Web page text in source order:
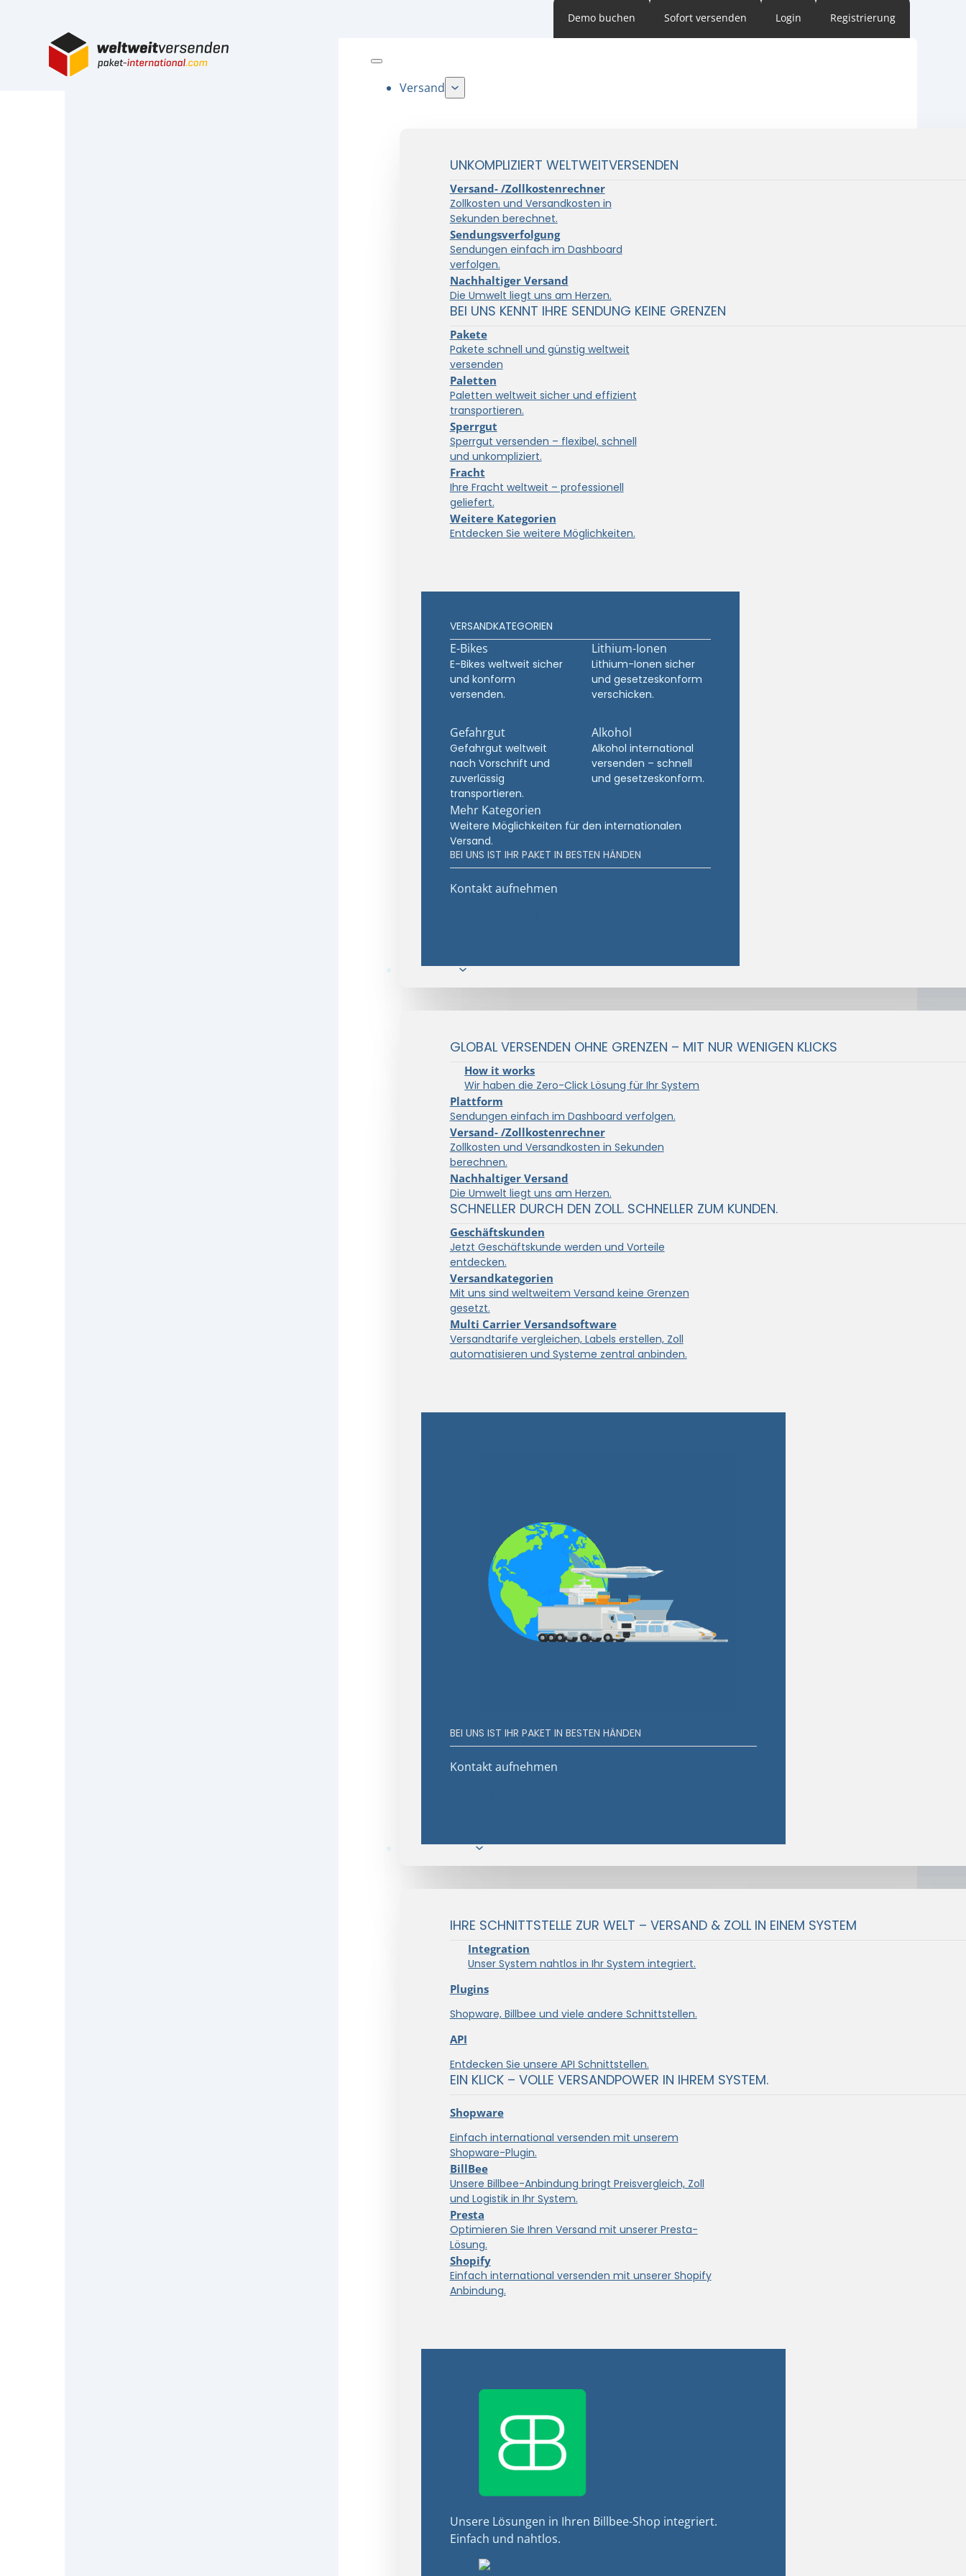
Versand
UNKOMPLIZIERT WELTWEITVERSENDEN
Versand- /Zollkostenrechner
Zollkosten und Versandkosten in
Sekunden berechnet.
Sendungsverfolgung
Sendungen einfach im Dashboard
verfolgen.
Nachhaltiger Versand
Die Umwelt liegt uns am Herzen.
BEI UNS KENNT IHRE SENDUNG KEINE GRENZEN
Pakete
Pakete schnell und günstig weltweit
versenden
Paletten
Paletten weltweit sicher und effizient
transportieren.
Sperrgut
Sperrgut versenden – flexibel, schnell
und unkompliziert.
Fracht
Ihre Fracht weltweit – professionell
geliefert.
Weitere Kategorien
Entdecken Sie weitere Möglichkeiten.
VERSANDKATEGORIEN
E-Bikes
E-Bikes weltweit sicher
und konform
versenden.
Lithium-Ionen
Lithium-Ionen sicher
und gesetzeskonform
verschicken.
Gefahrgut
Gefahrgut weltweit
nach Vorschrift und
zuverlässig
transportieren.
Alkohol
Alkohol international
versenden – schnell
und gesetzeskonform.
Mehr Kategorien
Weitere Möglichkeiten für den internationalen
Versand.
BEI UNS IST IHR PAKET IN BESTEN HÄNDEN
Kontakt aufnehmen
Lösungen
GLOBAL VERSENDEN OHNE GRENZEN – MIT NUR WENIGEN KLICKS
How it works
Wir haben die Zero-Click Lösung für Ihr System
Plattform
Sendungen einfach im Dashboard verfolgen.
Versand- /Zollkostenrechner
Zollkosten und Versandkosten in Sekunden
berechnen.
Nachhaltiger Versand
Die Umwelt liegt uns am Herzen.
SCHNELLER DURCH DEN ZOLL. SCHNELLER ZUM KUNDEN.
Geschäftskunden
Jetzt Geschäftskunde werden und Vorteile
entdecken.
Versandkategorien
Mit uns sind weltweitem Versand keine Grenzen
gesetzt.
Multi Carrier Versandsoftware
Versandtarife vergleichen, Labels erstellen, Zoll
automatisieren und Systeme zentral anbinden.
BEI UNS IST IHR PAKET IN BESTEN HÄNDEN
Kontakt aufnehmen
E-Commerce
IHRE SCHNITTSTELLE ZUR WELT – VERSAND & ZOLL IN EINEM SYSTEM
Integration
Unser System nahtlos in Ihr System integriert.
Plugins
Shopware, Billbee und viele andere Schnittstellen.
API
Entdecken Sie unsere API Schnittstellen.
EIN KLICK – VOLLE VERSANDPOWER IN IHREM SYSTEM.
Shopware
Einfach international versenden mit unserem
Shopware-Plugin.
BillBee
Unsere Billbee-Anbindung bringt Preisvergleich, Zoll
und Logistik in Ihr System.
Presta
Optimieren Sie Ihren Versand mit unserer Presta-
Lösung.
Shopify
Einfach international versenden mit unserer Shopify
Anbindung.
Unsere Lösungen in Ihren Billbee-Shop integriert.
Einfach und nahtlos.
Demo buchen Sofort versenden Login Registrierung